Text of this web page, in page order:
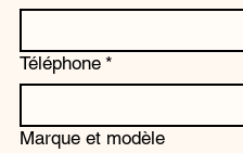
Téléphone *
Marque et modèle